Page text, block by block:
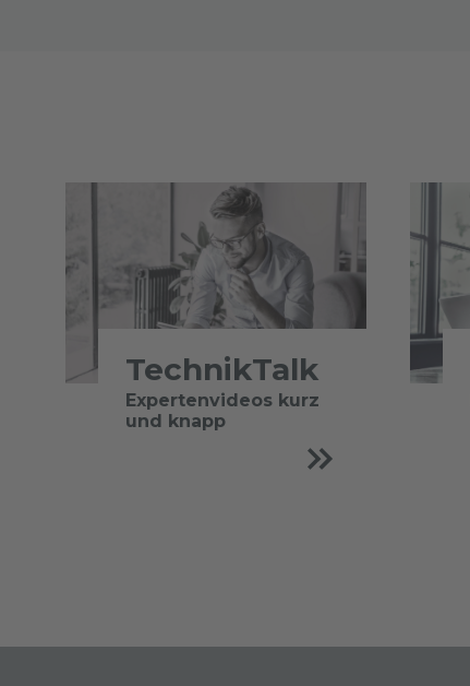
TechnikTalk
Expertenvideos kurz
und knapp